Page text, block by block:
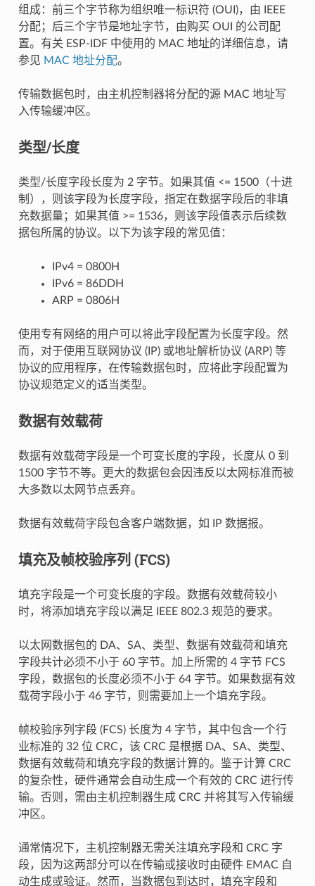
组成：前三个字节称为组织唯一标识符 (OUI)，由 IEEE
分配；后三个字节是地址字节，由购买 OUI 的公司配
置。有关 ESP-IDF 中使用的 MAC 地址的详细信息，请
参见 MAC 地址分配。
传输数据包时，由主机控制器将分配的源 MAC 地址写
入传输缓冲区。
类型/长度
类型/长度字段长度为 2 字节。如果其值 <= 1500（十进
制），则该字段为长度字段，指定在数据字段后的非填
充数据量；如果其值 >= 1536，则该字段值表示后续数
据包所属的协议。以下为该字段的常见值：
IPv4 = 0800H
IPv6 = 86DDH
ARP = 0806H
使用专有网络的用户可以将此字段配置为长度字段。然
而，对于使用互联网协议 (IP) 或地址解析协议 (ARP) 等
协议的应用程序，在传输数据包时，应将此字段配置为
协议规范定义的适当类型。
数据有效载荷
数据有效载荷字段是一个可变长度的字段，长度从 0 到
1500 字节不等。更大的数据包会因违反以太网标准而被
大多数以太网节点丢弃。
数据有效载荷字段包含客户端数据，如 IP 数据报。
填充及帧校验序列 (FCS)
填充字段是一个可变长度的字段。数据有效载荷较小
时，将添加填充字段以满足 IEEE 802.3 规范的要求。
以太网数据包的 DA、SA、类型、数据有效载荷和填充
字段共计必须不小于 60 字节。加上所需的 4 字节 FCS
字段，数据包的长度必须不小于 64 字节。如果数据有效
载荷字段小于 46 字节，则需要加上一个填充字段。
帧校验序列字段 (FCS) 长度为 4 字节，其中包含一个行
业标准的 32 位 CRC，该 CRC 是根据 DA、SA、类型、
数据有效载荷和填充字段的数据计算的。鉴于计算 CRC
的复杂性，硬件通常会自动生成一个有效的 CRC 进行传
输。否则，需由主机控制器生成 CRC 并将其写入传输缓
冲区。
通常情况下，主机控制器无需关注填充字段和 CRC 字
段，因为这两部分可以在传输或接收时由硬件 EMAC 自
动生成或验证。然而，当数据包到达时，填充字段和